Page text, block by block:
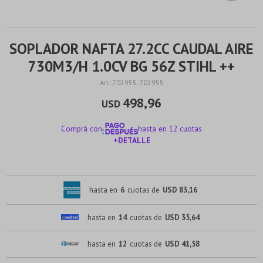
SOPLADOR NAFTA 27.2CC CAUDAL AIRE
730M3/H 1.0CV BG 56Z STIHL ++
702955-702955
USD 498,96
Comprá con
hasta en 12 cuotas
+DETALLE
hasta en 6 cuotas de USD 83,16
hasta en 14 cuotas de USD 35,64
hasta en 12 cuotas de USD 41,58